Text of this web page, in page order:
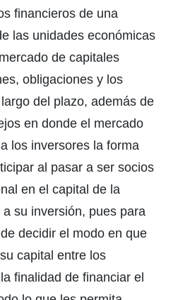
financieros de una
las unidades económicas
de capitales
obligaciones y los
del plazo, además de
en donde el mercado
los inversores la forma
al pasar a ser socios
en el capital de la
su inversión, pues para
decidir el modo en que
capital entre los
finalidad de financiar el